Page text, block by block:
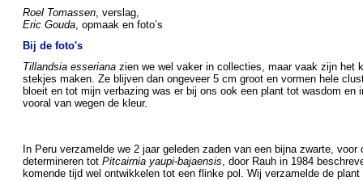
Roel Tomassen , verslag,
Eric Gouda , opmaak en foto’s
Bij de foto's
Tillandsia esseriana zien we wel vaker in collecties, maar vaak zijn het
stekjes maken. Ze blijven dan ongeveer 5 cm groot en vormen hele
bloeit en tot mijn verbazing was er bij ons ook een plant tot wasdom
vooral van wegen de kleur.
In Peru verzamelde we 2 jaar geleden zaden van een bijna zwarte,
determineren tot Pitcairnia yaupi-bajaensis , door Rauh in 1984
komende tijd wel ontwikkelen tot een flinke pol. Wij verzamelde de